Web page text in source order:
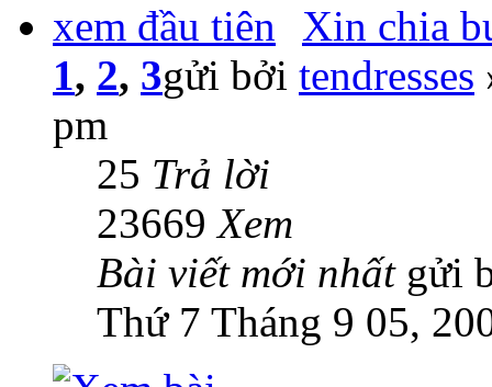
Xin chia
1, 2, 3gửi bởi tendresses
pm
25 Trả lời
23669Xem
Bài viết mới nhất gửi
Thứ 7 Tháng 9 05,